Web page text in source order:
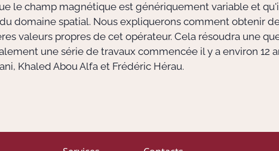
le champ magnétique est génériquement variable et
domaine spatial. Nous expliquerons comment obtenir
valeurs propres de cet opérateur. Cela résoudra une
une série de travaux commencée il y a environ 12
Khaled Abou Alfa et Frédéric Hérau.